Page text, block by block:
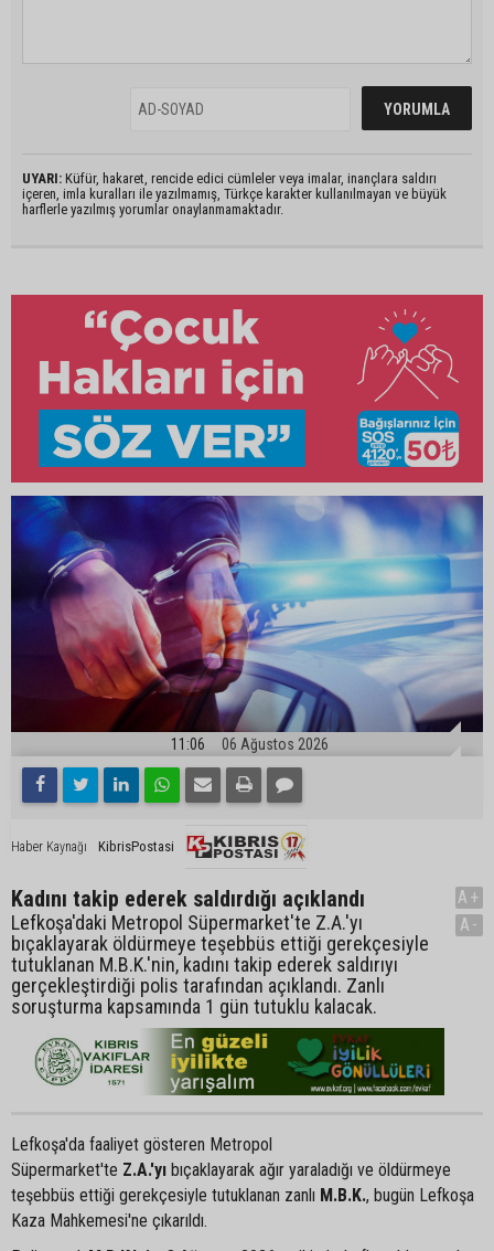
UYARI: Küfür, hakaret, rencide edici cümleler veya imalar, inançlara saldırı
içeren, imla kuralları ile yazılmamış, Türkçe karakter kullanılmayan ve büyük
harflerle yazılmış yorumlar onaylanmamaktadır.
11:06 06 Ağustos 2026
Haber Kaynağı KibrisPostasi
Kadını takip ederek saldırdığı açıklandı
Lefkoşa'daki Metropol Süpermarket'te Z.A.'yı
bıçaklayarak öldürmeye teşebbüs ettiği gerekçesiyle
tutuklanan M.B.K.'nin, kadını takip ederek saldırıyı
gerçekleştirdiği polis tarafından açıklandı. Zanlı
soruşturma kapsamında 1 gün tutuklu kalacak.
A+
A-
Lefkoşa'da faaliyet gösteren Metropol
Süpermarket'te Z.A.'yı bıçaklayarak ağır yaraladığı ve öldürmeye
teşebbüs ettiği gerekçesiyle tutuklanan zanlı M.B.K., bugün Lefkoşa
Kaza Mahkemesi'ne çıkarıldı.